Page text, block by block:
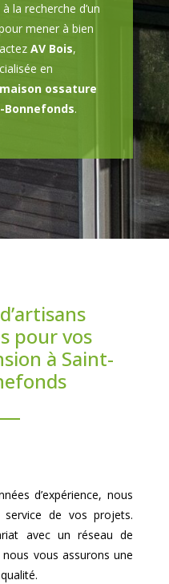
la recherche d’un
mener à bien
AV Bois,
en
ossature
Bonnefonds.
pour vos
à Saint-
d’expérience, nous
de vos projets.
avec un réseau de
vous assurons une